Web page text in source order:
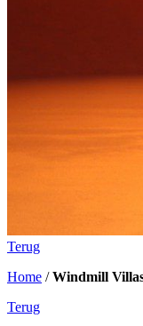
Terug
Home /Windmill
Terug